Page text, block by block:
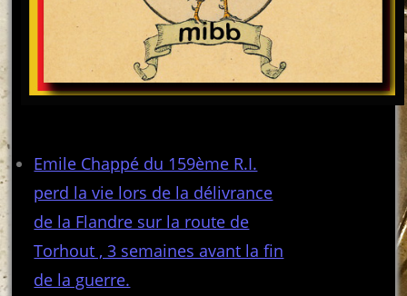
Emile Chappé du 159ème R.I.
perd la vie lors de la délivrance
de la Flandre sur la route de
Torhout , 3 semaines avant la fin
de la guerre.